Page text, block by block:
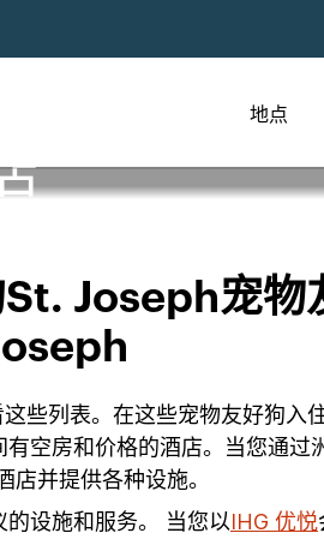
地点
Joseph宠
些列表。在这些宠物友好狗入
空房和价格的酒店。当您通
并提供各种设施。
设施和服务。 当您以IHG 优悦